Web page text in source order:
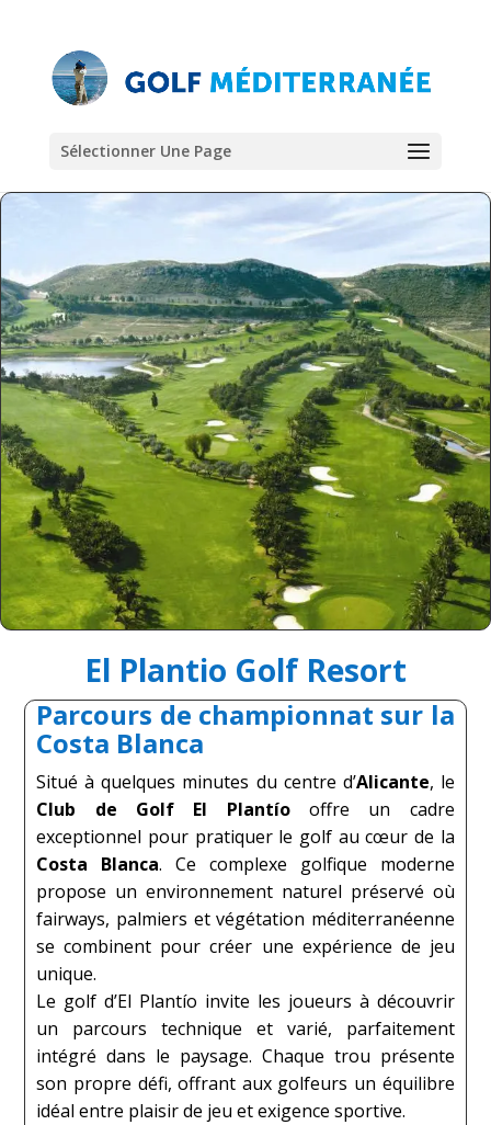
Sélectionner Une Page
El Plantio Golf Resort
Parcours de championnat sur la
Costa Blanca
Situé à quelques minutes du centre d’Alicante, le
Club de Golf El Plantíooffre un cadre
exceptionnel pour pratiquer le golf au cœur de la
Costa Blanca. Ce complexe golfique moderne
propose un environnement naturel préservé où
fairways, palmiers et végétation méditerranéenne
se combinent pour créer une expérience de jeu
unique.
Le golf d’El Plantío invite les joueurs à découvrir
un parcours technique et varié, parfaitement
intégré dans le paysage. Chaque trou présente
son propre défi, offrant aux golfeurs un équilibre
idéal entre plaisir de jeu et exigence sportive.